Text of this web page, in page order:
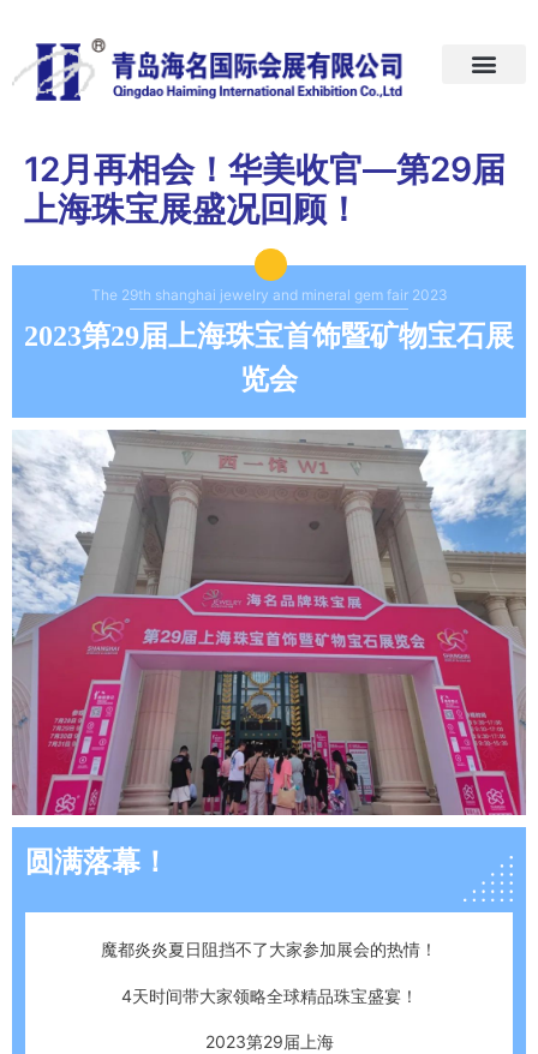
12月再相会！华美收官—第29届
上海珠宝展盛况回顾！
The 29th shanghai jewelry and mineral gem fair 2023
2023第29届上海珠宝首饰暨矿物宝石展
览会
圆满落幕！
魔都炎炎夏日 阻挡不了大家参加展会的热情！
4天时间带大家领略全球精品珠宝盛宴！
2023第29届上海